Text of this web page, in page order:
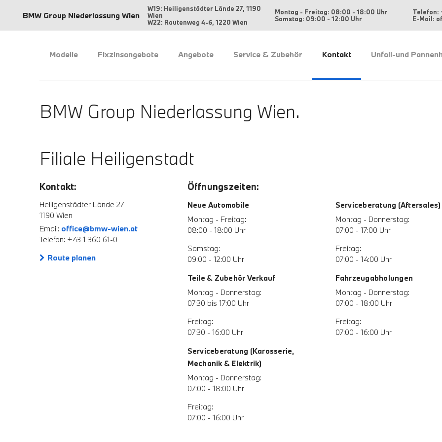
BMW Group Niederlassung Wien
W19: Heiligenstädter Lände 27, 1190
Wien
W22: Rautenweg 4-6, 1220 Wien
Montag - Freitag: 08:00 - 18:00 Uhr
Samstag: 09:00 - 12:00 Uhr
Telefon:
E-Mail:
Modelle Fixzinsangebote Angebote Service & Zubehör Kontakt Unfall-und
BMW Group Niederlassung Wien.
Filiale Heiligenstadt
Kontakt:
Heiligenstädter Lände 27
1190 Wien
Email: office@bmw-wien.at
Telefon: +43 1 360 61-0
Route planen
Öffnungszeiten:
Neue Automobile
Montag - Freitag:
08:00 - 18:00 Uhr
Samstag:
09:00 - 12:00 Uhr
Teile & Zubehör Verkauf
Montag - Donnerstag:
07:30 bis 17:00 Uhr
Freitag:
07:30 - 16:00 Uhr
Serviceberatung (Karosserie,
Mechanik & Elektrik)
Montag - Donnerstag:
07:00 - 18:00 Uhr
Freitag:
07:00 - 16:00 Uhr
Serviceberatung (Aftersales)
Montag - Donnerstag:
07:00 - 17:00 Uhr
Freitag:
07:00 - 14:00 Uhr
Fahrzeugabholungen
Montag - Donnerstag:
07:00 - 18:00 Uhr
Freitag:
07:00 - 16:00 Uhr